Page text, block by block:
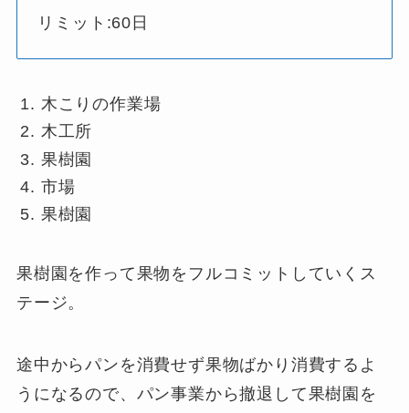
リミット:60日
木こりの作業場
木工所
果樹園
市場
果樹園
果樹園を作って果物をフルコミットしていくス
テージ。
途中からパンを消費せず果物ばかり消費するよ
うになるので、パン事業から撤退して果樹園を